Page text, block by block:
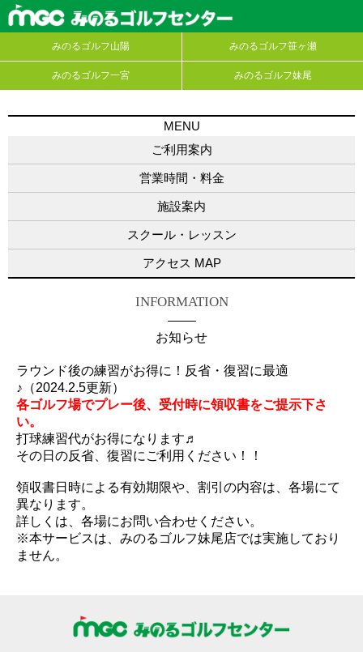
みのるゴルフ山陽 みのるゴルフ笹ヶ瀬
みのるゴルフ一宮 みのるゴルフ妹尾
MENU
ご利用案内
営業時間・料金
施設案内
スクール・レッスン
アクセス MAP
INFORMATION
お知らせ
ラウンド後の練習がお得に！反省・復習に最適
♪（2024.2.5更新）
各ゴルフ場でプレー後、受付時に領収書をご提示下さ
い。
打球練習代がお得になります♬
その日の反省、復習にご利用ください！！
領収書日時による有効期限や、割引の内容は、各場にて
異なります。
詳しくは、各場にお問い合わせください。
※本サービスは、みのるゴルフ妹尾店では実施しており
ません。